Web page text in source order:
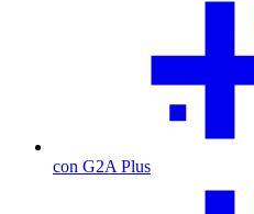
con G2A Plus